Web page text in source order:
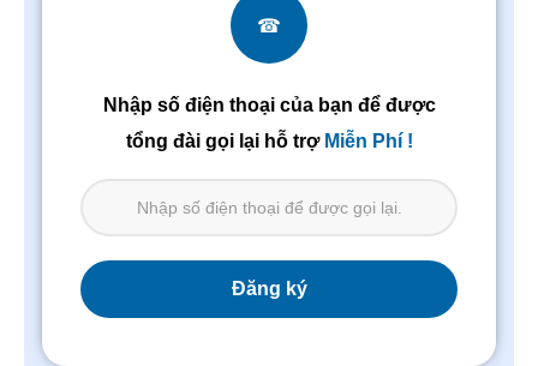
☎
Nhập số điện thoại của bạn để được
tổng đài gọi lại hỗ trợ Miễn Phí !